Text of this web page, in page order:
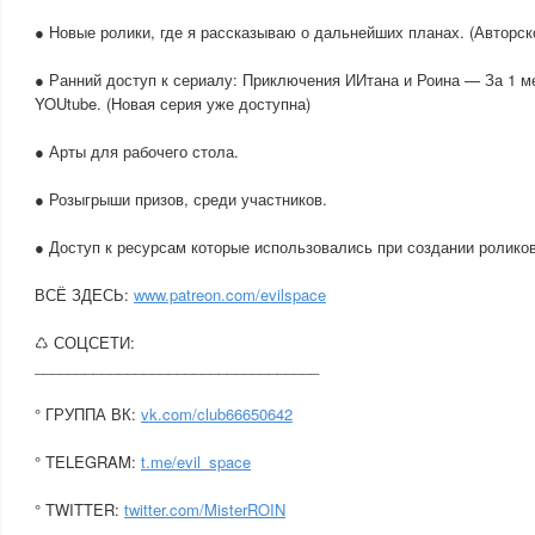
● Новые ролики, где я рассказываю о дальнейших планах.
● Ранний доступ к сериалу: Приключения ИИтана и Роина — За 1
YOUtube. (Новая серия уже доступна)
● Арты для рабочего стола.
● Розыгрыши призов, среди участников.
● Доступ к ресурсам которые использовались при создании
ВСЁ ЗДЕСЬ: www.patreon.com/evilspace
♺ СОЦСЕТИ:
° ГРУППА ВК: vk.com/club66650642
° TELEGRAM: t.me/evil_space
° TWITTER: twitter.com/MisterROIN